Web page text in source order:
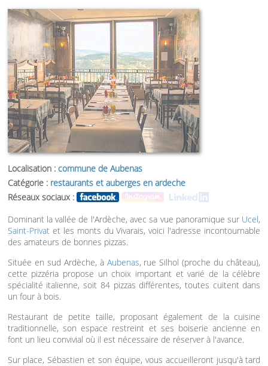
Localisation : commune de Aubenas
Catégorie : restaurants et auberges en ardeche
Réseaux sociaux :
Dominant la vallée de l'Ardèche, avec sa vue panoramique sur Ucel,
Saint-Privatet les monts du Vivarais, voici l'adresse incontournable
des amateurs de bonnes pizzas.
Située en sud Ardèche, à Aubenas, rue Silhol (proche du château),
cette pizzéria propose un choix important et varié de la célèbre
spécialité italienne, soit 84 pizzas différentes, toutes cuitent dans
un four à bois.
Restaurant de petite taille, proposant également de la cuisine
traditionnelle, son espace restreint et ses boiserie ancienne en
font un lieu convivial où il est nécessaire de réserver à l'avance.
Sur place, Sébastien et son équipe, vous accueilleront jusqu'à tard